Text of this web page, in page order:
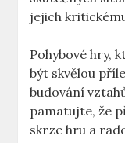
jejich
Pohybové hry,
být skvělou
budování
pamatujte, že
skrze hru a